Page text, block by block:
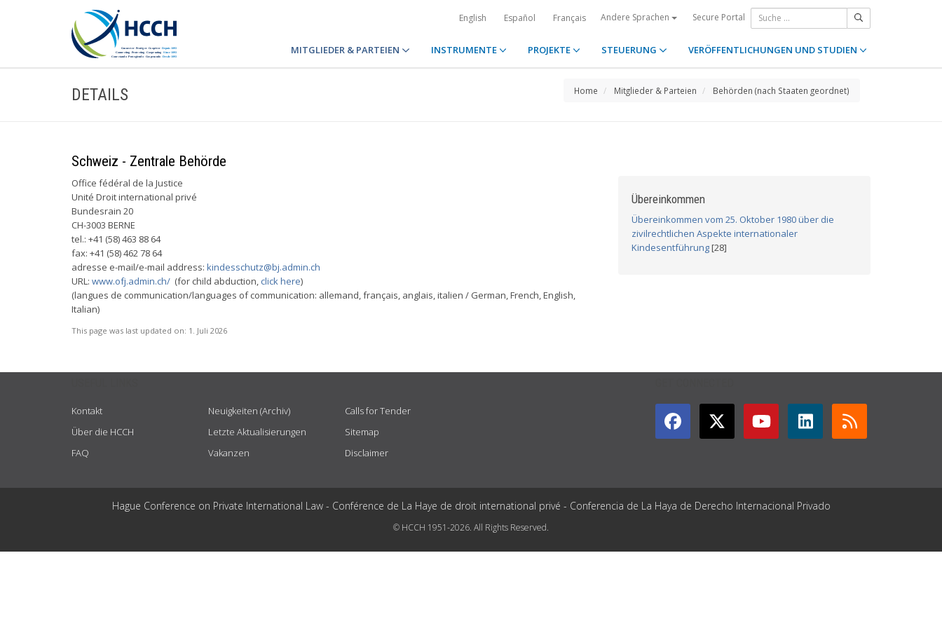
English Español Français Andere Sprachen Secure Portal
MITGLIEDER & PARTEIEN INSTRUMENTE PROJEKTE STEUERUNG VERÖFFENTLICHUNGEN UND STUDIEN
DETAILS Home Mitglieder & Parteien Behörden (nach Staaten geordnet)
Schweiz - Zentrale Behörde
Office fédéral de la Justice
Unité Droit international privé
Bundesrain 20
CH-3003 BERNE
tel.: +41 (58) 463 88 64
fax: +41 (58) 462 78 64
adresse e-mail/e-mail address: kindesschutz@bj.admin.ch
URL: www.ofj.admin.ch/ (for child abduction, click here)
(langues de communication/languages of communication: allemand, français, anglais, italien / German, French, English,
Italian)
This page was last updated on: 1. Juli 2026
Übereinkommen
Übereinkommen vom 25. Oktober 1980 über die
zivilrechtlichen Aspekte internationaler
Kindesentführung[28]
Kontakt
Über die HCCH
FAQ
Neuigkeiten (Archiv)
Letzte Aktualisierungen
Vakanzen
Calls for Tender
Sitemap
Disclaimer
Hague Conference on Private International Law - Conférence de La Haye de droit international privé - Conferencia de La Haya de Derecho Internacional Privado
© HCCH 1951-2026. All Rights Reserved.